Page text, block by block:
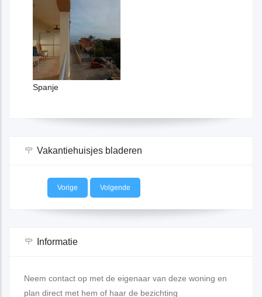
Vakantiehuisjes bladeren
Vorige Volgende
Informatie
Neem contact op met de eigenaar van deze woning en
plan direct met hem of haar de bezichting